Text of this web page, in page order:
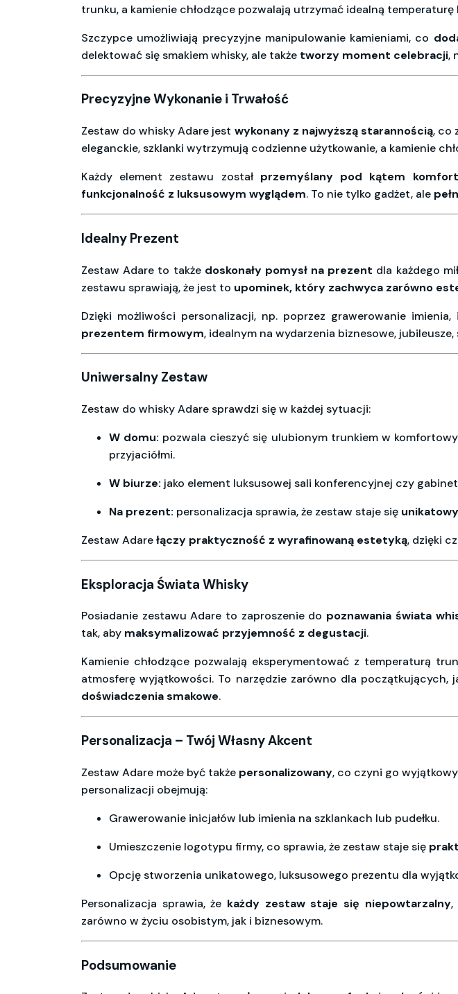
trunku, a kamienie chłodzące pozwalają utrzymać idealną
Szczypce umożliwiają precyzyjne manipulowanie kamieniami, co
delektować się smakiem whisky, ale także tworzy moment celebracji,
Precyzyjne Wykonanie i Trwałość
Zestaw do whisky Adare jest wykonany z najwyższą starannością, co
eleganckie, szklanki wytrzymują codzienne użytkowanie, a kamienie
Każdy element zestawu został przemyślany pod kątem
funkcjonalność z luksusowym wyglądem. To nie tylko gadżet, ale
Idealny Prezent
Zestaw Adare to także doskonały pomysł na prezent dla każdego
zestawu sprawiają, że jest to upominek, który zachwyca zarówno
Dzięki możliwości personalizacji, np. poprzez grawerowanie
prezentem firmowym, idealnym na wydarzenia biznesowe,
Uniwersalny Zestaw
Zestaw do whisky Adare sprawdzi się w każdej sytuacji:
W domu: pozwala cieszyć się ulubionym trunkiem w
przyjaciółmi.
W biurze: jako element luksusowej sali konferencyjnej czy
Na prezent: personalizacja sprawia, że zestaw staje się
Zestaw Adarełączy praktyczność z wyrafinowaną estetyką, dzięki
Eksploracja Świata Whisky
Posiadanie zestawu Adare to zaproszenie do poznawania świata
tak, aby maksymalizować przyjemność z degustacji.
Kamienie chłodzące pozwalają eksperymentować z temperaturą
atmosferę wyjątkowości. To narzędzie zarówno dla
doświadczenia smakowe.
Personalizacja – Twój Własny Akcent
Zestaw Adare może być także personalizowany, co czyni go
personalizacji obejmują:
Grawerowanie inicjałów lub imienia na szklankach lub pudełku.
Umieszczenie logotypu firmy, co sprawia, że zestaw staje się
Opcję stworzenia unikatowego, luksusowego prezentu dla
Personalizacja sprawia, że każdy zestaw staje się niepowtarzalny,
zarówno w życiu osobistym, jak i biznesowym.
Podsumowanie